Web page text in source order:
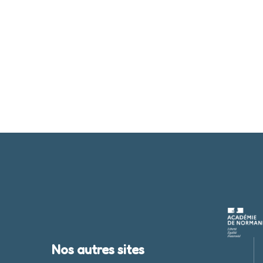
Nos autres sites